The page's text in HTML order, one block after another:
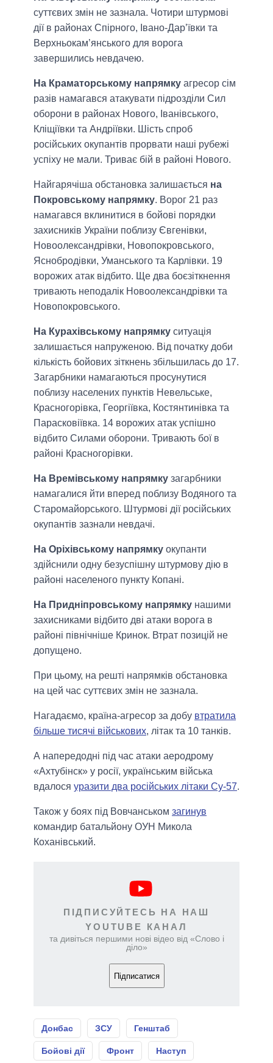
суттєвих змін не зазнала. Чотири штурмові
дії в районах Спірного, Івано-Дар’ївки та
Верхньокам’янського для ворога
завершились невдачею.
На Краматорському напрямку агресор сім
разів намагався атакувати підрозділи Сил
оборони в районах Нового, Іванівського,
Кліщіївки та Андріївки. Шість спроб
російських окупантів прорвати наші рубежі
успіху не мали. Триває бій в районі Нового.
Найгарячіша обстановка залишається на
Покровському напрямку. Ворог 21 раз
намагався вклинитися в бойові порядки
захисників України поблизу Євгенівки,
Новоолександрівки, Новопокровського,
Яснобродівки, Уманського та Карлівки. 19
ворожих атак відбито. Ще два боєзіткнення
тривають неподалік Новоолександрівки та
Новопокровського.
На Курахівському напрямку ситуація
залишається напруженою. Від початку доби
кількість бойових зіткнень збільшилась до 17.
Загарбники намагаються просунутися
поблизу населених пунктів Невельське,
Красногорівка, Георгіївка, Костянтинівка та
Парасковіївка. 14 ворожих атак успішно
відбито Силами оборони. Тривають бої в
районі Красногорівки.
На Времівському напрямку загарбники
намагалися йти вперед поблизу Водяного та
Старомайорського. Штурмові дії російських
окупантів зазнали невдачі.
На Оріхівському напрямку окупанти
здійснили одну безуспішну штурмову дію в
районі населеного пункту Копані.
На Придніпровському напрямку нашими
захисниками відбито дві атаки ворога в
районі північніше Кринок. Втрат позицій не
допущено.
При цьому, на решті напрямків обстановка
на цей час суттєвих змін не зазнала.
Нагадаємо, країна-агресор за добу втратила
більше тисячі військових, літак та 10 танків.
А напередодні під час атаки аеродрому
«Ахтубінск» у росії, українським війська
вдалося уразити два російських літаки Су-57.
Також у боях під Вовчанськом загинув
командир батальйону ОУН Микола
Коханівський.
ПІДПИСУЙТЕСЬ НА НАШ
YOUTUBE КАНАЛ
та дивіться першими нові відео від «Слово і
діло»
Підписатися
Донбас ЗСУ Генштаб
Бойові дії Фронт Наступ